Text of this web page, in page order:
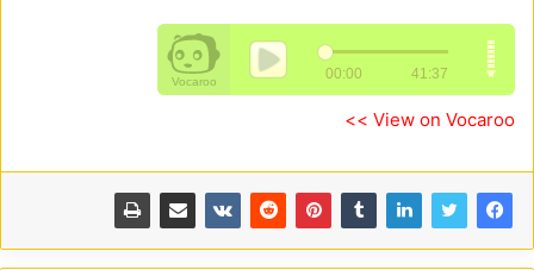
View on Vocaroo >>